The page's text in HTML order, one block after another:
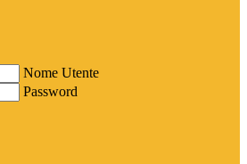
Nome Utente
Password